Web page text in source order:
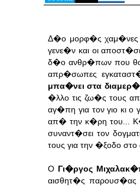
Δ�ο μορφ�ς χαμ�νες
γενε�ν και οι
δ�ο ανθρ�πων που θα
απρ�σωπες
μπα�νει στα
�λλο τις ζω�ς τους
αγ�πη για τον γιο κι
απ� την κ�ρη του...
συναντ�σει τον
τους για την �ξοδο
Ο Γι�ργος
αισθητ�ς